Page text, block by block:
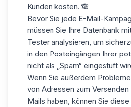
Kunden kosten. 🙈
Bevor Sie jede E-Mail-
müssen Sie Ihre Datenbank
Tester analysieren, um
in den Posteingängen Ihrer
nicht als „Spam“ eingestuft
Wenn Sie außerdem
von Adressen zum
Mails haben, können Sie